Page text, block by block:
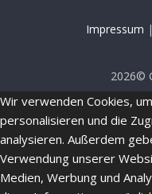
Impressum |
2026©
Wir verwenden Cookies,
personalisieren und die
analysieren. Außerdem
Verwendung unserer
Medien, Werbung und